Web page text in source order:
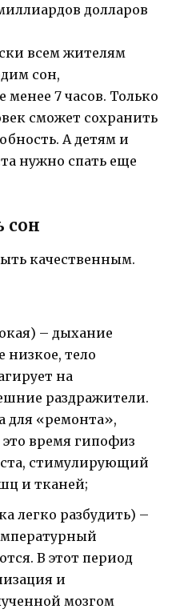
долларов
всем жителям
сон,
7 часов. Только
сможет сохранить
А детям и
нужно спать еще
сон
качественным.
– дыхание
низкое, тело
на
раздражители.
для «ремонта»,
время гипофиз
стимулирующий
и тканей;
легко разбудить) –
В этот период
и
мозгом